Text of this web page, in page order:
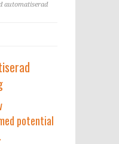
automatiserad
potential